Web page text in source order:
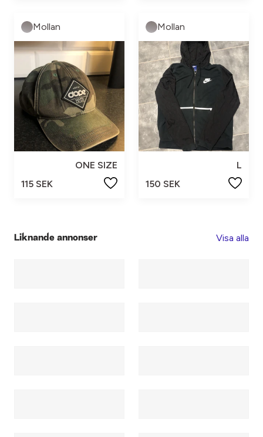
Mollan
ONE SIZE
115 SEK
Mollan
L
150 SEK
Liknande annonser Visa alla